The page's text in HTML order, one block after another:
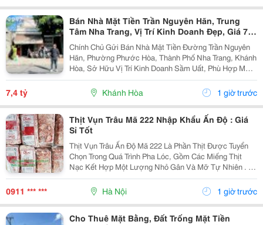
Bán Nhà Mặt Tiền Trần Nguyên Hãn, Trung
Tâm Nha Trang, Vị Trí Kinh Doanh Đẹp, Giá 7,4
Tỷ
Chính Chủ Gửi Bán Nhà Mặt Tiền Đường Trần Nguyên
Hãn, Phường Phước Hòa, Thành Phố Nha Trang, Khánh
Hòa, Sở Hữu Vị Trí Kinh Doanh Sầm Uất, Phù Hợp Mở
Cửa Hàng, Văn Phòng, Showroom Hoặc Đầu Tư Cho
Thuê Lâu Dài. Thông Tin Chi Tiết. - Địa Chỉ: Số...
7,4 tỷ Khánh Hòa 1 giờ trước
Thịt Vụn Trâu Mã 222 Nhập Khẩu Ấn Độ : Giá
Sỉ Tốt
Thịt Vụn Trâu Ấn Độ Mã 222 Là Phần Thịt Được Tuyển
Chọn Trong Quá Trình Pha Lóc, Gồm Các Miếng Thịt
Nạc Kết Hợp Một Lượng Nhỏ Gân Và Mỡ Tự Nhiên . Tỷ
Lệ Này Giúp Thịt Giữ Được Độ Mềm, Vị Ngọt Và
Hương Thơm Đặc Trưng Sau Khi Chế Biến. Sản
Phẩm...
0911 *** *** Hà Nội 1 giờ trước
Cho Thuê Mặt Bằng, Đất Trống Mặt Tiền